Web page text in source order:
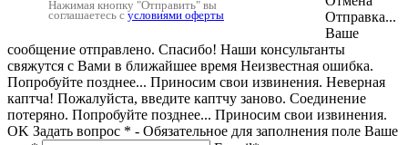
Нажимая кнопку "Отправить" вы
соглашаетесь с условиями оферты
Отправка...
Ваше
сообщение отправлено. Спасибо! Наши консультанты
свяжутся с Вами в ближайшее время Неизвестная ошибка.
Попробуйте позднее... Приносим свои извинения. Неверная
каптча! Пожалуйста, введите каптчу заново. Соединение
потеряно. Попробуйте позднее... Приносим свои извинения.
OK Задать вопрос * - Обязательное для заполнения поле Ваше